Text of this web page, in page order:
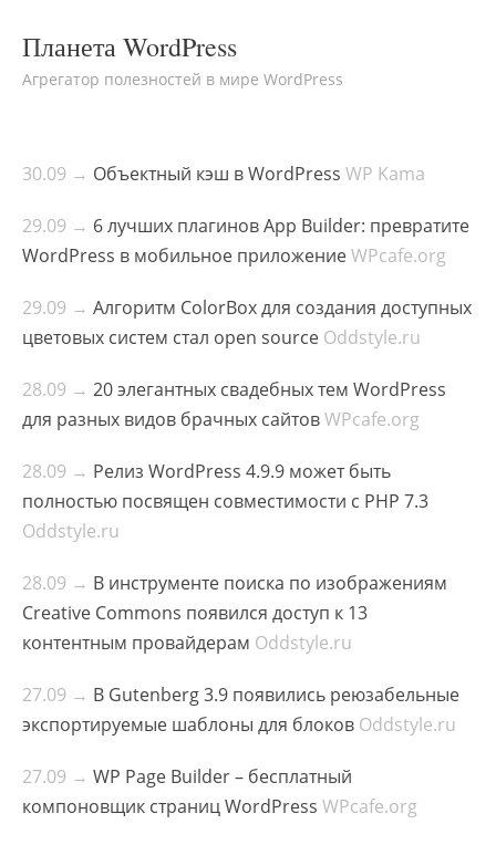
Планета WordPress
Агрегатор полезностей в мире WordPress
30.09 → Объектный кэш в WordPress WP Kama
29.09 → 6 лучших плагинов App Builder: превратите
WordPress в мобильное приложениеWPcafe.org
29.09 → Алгоритм ColorBox для создания доступных
цветовых систем стал open source Oddstyle.ru
28.09 → 20 элегантных свадебных тем WordPress
для разных видов брачных сайтовWPcafe.org
28.09 → Релиз WordPress 4.9.9 может быть
полностью посвящен совместимости с PHP 7.3
Oddstyle.ru
28.09 → В инструменте поиска по изображениям
Creative Commons появился доступ к 13
контентным провайдерам Oddstyle.ru
27.09 → В Gutenberg 3.9 появились реюзабельные
экспортируемые шаблоны для блоков Oddstyle.ru
27.09 → WP Page Builder – бесплатный
компоновщик страниц WordPress WPcafe.org